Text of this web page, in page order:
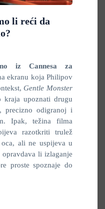
li reći da
iz Cannesa za
ekranu koja Philipov
Gentle Monster
kraja upoznati drugu
precizno odigranoj i
Ipak, težina filma
razotkriti trulež
ali ne uspijeva u
li izlaganje
proste spoznaje do